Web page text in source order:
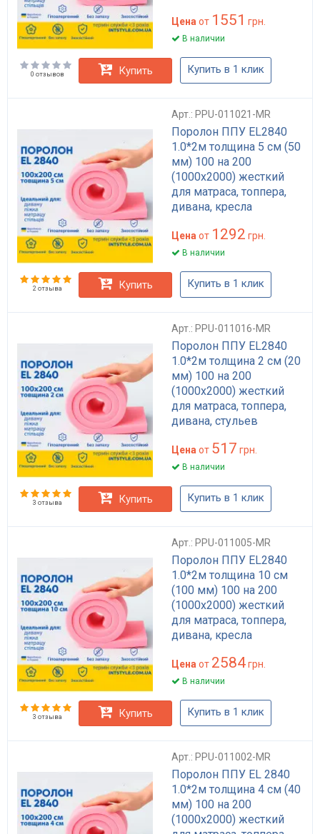
Цена от 1551 грн.
В наличии
0 отзывов Купить Купить в 1 клик
Арт.: PPU-011021-MR
Поролон ППУ EL2840
1.0*2м толщина 5 см (50
мм) 100 на 200
(1000х2000) жесткий
для матраса, топпера,
дивана, кресла
Цена от 1292 грн.
В наличии
2 отзыва Купить Купить в 1 клик
Арт.: PPU-011016-MR
Поролон ППУ EL2840
1.0*2м толщина 2 см (20
мм) 100 на 200
(1000х2000) жесткий
для матраса, топпера,
дивана, стульев
Цена от 517 грн.
В наличии
3 отзыва Купить Купить в 1 клик
Арт.: PPU-011005-MR
Поролон ППУ EL2840
1.0*2м толщина 10 см
(100 мм) 100 на 200
(1000х2000) жесткий
для матраса, топпера,
дивана, кресла
Цена от 2584грн.
В наличии
3 отзыва Купить Купить в 1 клик
Арт.: PPU-011002-MR
Поролон ППУ EL 2840
1.0*2м толщина 4 см (40
мм) 100 на 200
(1000х2000) жесткий